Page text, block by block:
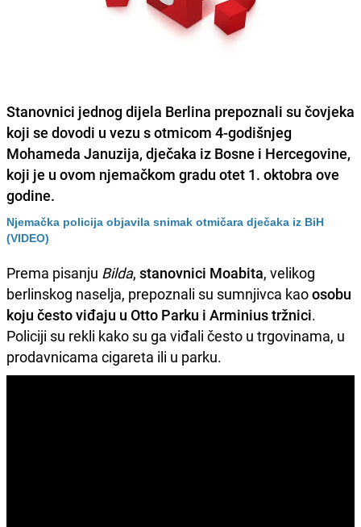
Stanovnici jednog dijela Berlina prepoznali su čovjeka
koji se dovodi u vezu s otmicom 4-godišnjeg
Mohameda Januzija, dječaka iz Bosne i Hercegovine,
koji je u ovom njemačkom gradu otet 1. oktobra ove
godine.
Njemačka policija objavila snimak otmičara dječaka iz BiH
(VIDEO)
Prema pisanju Bilda, stanovnici Moabita, velikog
berlinskog naselja, prepoznali su sumnjivca kaoosobu
koju često viđaju u Otto Parku i Arminius tržnici.
Policiji su rekli kako su ga viđali često u trgovinama, u
prodavnicama cigareta ili u parku.